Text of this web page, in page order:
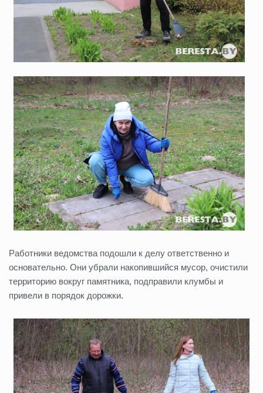
Работники ведомства подошли к делу ответственно и
основательно. Они убрали накопившийся мусор, очистили
территорию вокруг памятника, подправили клумбы и
привели в порядок дорожки.